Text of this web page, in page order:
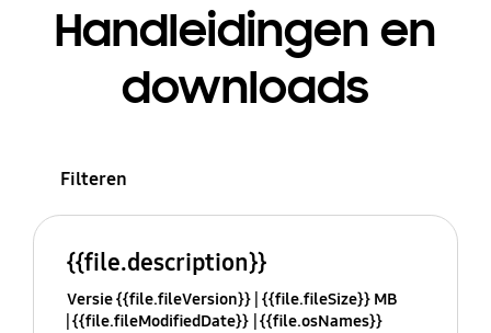
Handleidingen en
downloads
Filteren
{{file.description}}
Versie {{file.fileVersion}} {{file.fileSize}} MB
{{file.fileModifiedDate}} {{file.osNames}}